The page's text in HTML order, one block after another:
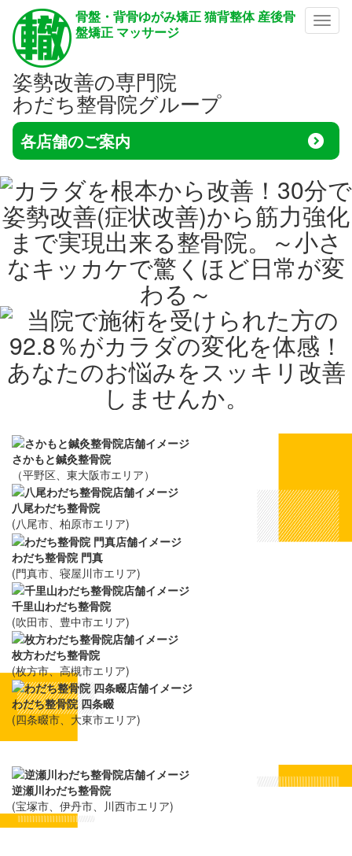
メニ
骨盤・背骨ゆがみ矯正 猫背整体 産後骨
盤矯正 マッサージ
姿勢改善の専門院
わだち整骨院グループ
各店舗のご案内
さかもと鍼灸整骨院
（平野区、東大阪市エリア）
八尾わだち整骨院
(八尾市、柏原市エリア)
わだち整骨院 門真
(門真市、寝屋川市エリア)
千里山わだち整骨院
(吹田市、豊中市エリア)
枚方わだち整骨院
(枚方市、高槻市エリア)
わだち整骨院 四条畷
(四条畷市、大東市エリア)
逆瀬川わだち整骨院
(宝塚市、伊丹市、川西市エリア)